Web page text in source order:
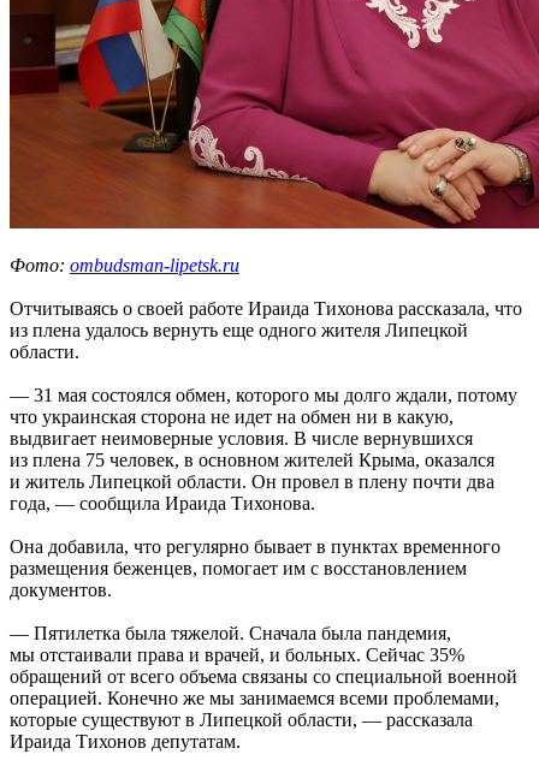
Фото: ombudsman-lipetsk.ru
Отчитываясь о своей работе Ираида Тихонова рассказала, что
из плена удалось вернуть еще одного жителя Липецкой
области.
— 31 мая состоялся обмен, которого мы долго ждали, потому
что украинская сторона не идет на обмен ни в какую,
выдвигает неимоверные условия. В числе вернувшихся
из плена 75 человек, в основном жителей Крыма, оказался
и житель Липецкой области. Он провел в плену почти два
года, — сообщила Ираида Тихонова.
Она добавила, что регулярно бывает в пунктах временного
размещения беженцев, помогает им с восстановлением
документов.
— Пятилетка была тяжелой. Сначала была пандемия,
мы отстаивали права и врачей, и больных. Сейчас 35%
обращений от всего объема связаны со специальной военной
операцией. Конечно же мы занимаемся всеми проблемами,
которые существуют в Липецкой области, — рассказала
Ираида Тихонов депутатам.